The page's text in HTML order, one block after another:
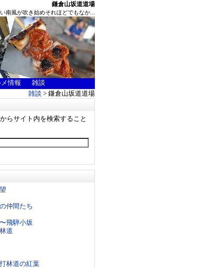
鎌倉山坂道道場
南風が吹き始めそれほどでもなか...
情報
雑談
雑談 > 鎌倉山坂道道場
らサイト内を検索すること
仲間たち
飛騨小坂
道
林道の紅葉